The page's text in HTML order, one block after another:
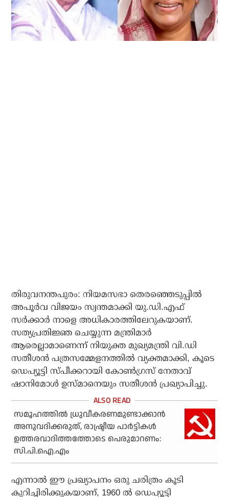
തിരുവനന്തപുരം: നിയമസഭാ തെരഞ്ഞെടുപ്പിൽ
അപൂർവ വിജയം സ്വന്തമാക്കി യു.ഡി.എഫ്
സർക്കാർ നാളെ അധികാരത്തിലേറുകയാണ്.
സത്യപ്രതിജ്ഞ ചെയ്യുന്ന മന്ത്രിമാർ
ആരെല്ലാമാണെന്ന് നിയുക്ത മുഖ്യമന്ത്രി വി.ഡി
സതീശൻ പത്രസമ്മേളനത്തിൽ വ്യക്തമാക്കി, കൂടെ
ഡെപ്യൂട്ടി സ്‌പീക്കറായി കോൺഗ്രസ് നേതാവ്
ഷാനിമോൾ ഉസ്മാനെയും സതീശൻ പ്രഖ്യാപിച്ചു.
സമൂഹത്തിൽ ധ്രുവീകരണമുണ്ടാക്കാൻ
അനുവദിക്കരുത്, രാഷ്ട്രീയ പാർട്ടികൾ
ഉത്തരവാദിത്തത്തോടെ പെരുമാറണം:
സി.പി.ഐ.എം
എന്നാൽ ഈ പ്രഖ്യാപനം ഒരു ചരിത്രം കൂടി
കുറിച്ചിരിക്കുകയാണ്, 1960 ൽ ഡെപ്യൂട്ടി